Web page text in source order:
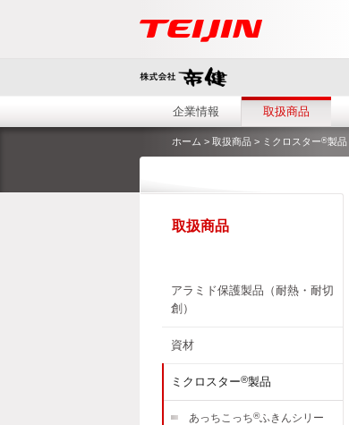
企業情報 取扱商品
ホーム > 取扱商品 > ミクロスター®製品
取扱商品
アラミド保護製品（耐熱・耐切
創）
資材
ミクロスター®製品
あっちこっち®ふきんシリー